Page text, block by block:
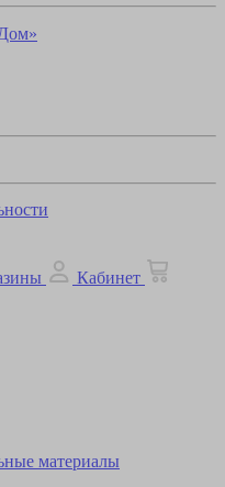
Кабинет
материалы